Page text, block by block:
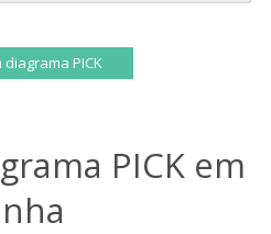
diagrama PICK
PICK em